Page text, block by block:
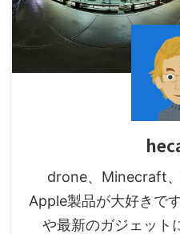
drone、Minecraft
Apple製品が大好きで
や最新のガジェット